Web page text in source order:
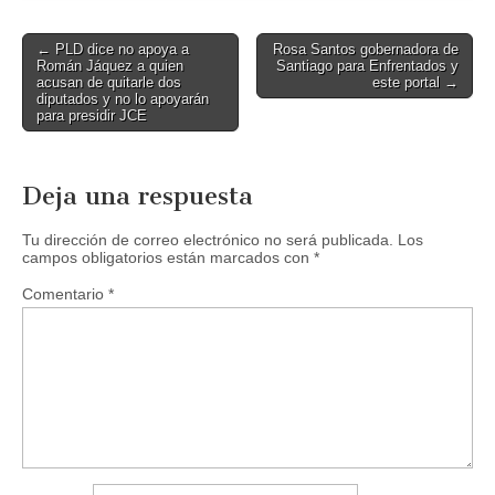
Post
navigation
← PLD dice no apoya a
Román Jáquez a quien
acusan de quitarle dos
diputados y no lo apoyarán
para presidir JCE
Rosa Santos gobernadora de
Santiago para Enfrentados y
este portal →
Deja una respuesta
Tu dirección de correo electrónico no será publicada.
Los
campos obligatorios están marcados con *
Comentario *